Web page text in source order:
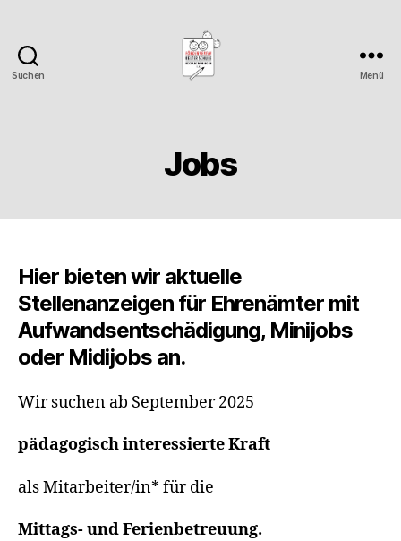
Suchen Menü
Jobs
Hier bieten wir aktuelle
Stellenanzeigen für Ehrenämter mit
Aufwandsentschädigung, Minijobs
oder Midijobs an.
Wir suchen ab September 2025
pädagogisch interessierte Kraft
als Mitarbeiter/in* für die
Mittags- und Ferienbetreuung.